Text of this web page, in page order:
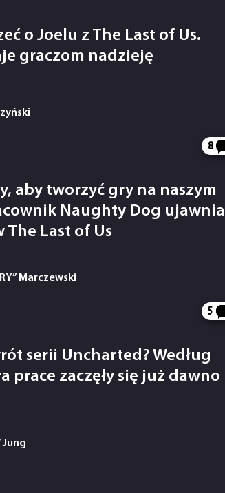
o Joelu z The Last of Us.
graczom nadzieję
8
aby tworzyć gry na naszym
Naughty Dog ujawnia
The Last of Us
Marczewski
5
serii Uncharted? Według
zaczęły się już dawno
Jung